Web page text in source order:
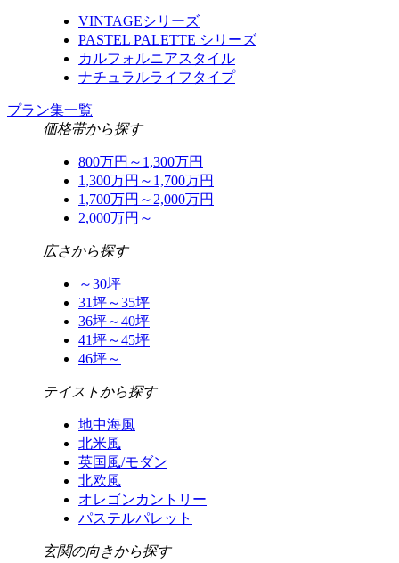
VINTAGEシリーズ
PASTEL PALETTE シリーズ
カルフォルニアスタイル
ナチュラルライフタイプ
プラン集一覧
価格帯から探す
800万円～1,300万円
1,300万円～1,700万円
1,700万円～2,000万円
2,000万円～
広さから探す
～30坪
31坪～35坪
36坪～40坪
41坪～45坪
46坪～
テイストから探す
地中海風
北米風
英国風/モダン
北欧風
オレゴンカントリー
パステルパレット
玄関の向きから探す